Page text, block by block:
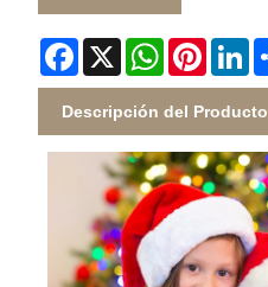
Facebook
X WhatsApp
Descripción del Producto